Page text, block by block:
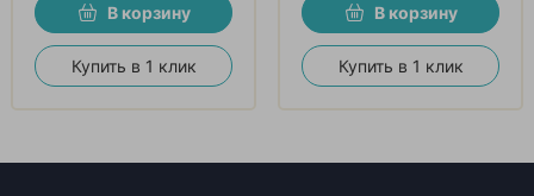
В корзину
Купить в 1 клик
В корзину
Купить в 1 клик